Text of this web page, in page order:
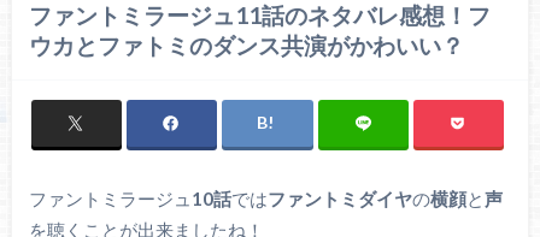
ファントミラージュ11話のネタバレ感想！フ
ウカとファトミのダンス共演がかわいい？
ファントミラージュ 10話ではファントミダイヤの横顔と声
を聴くことが出来ましたね！